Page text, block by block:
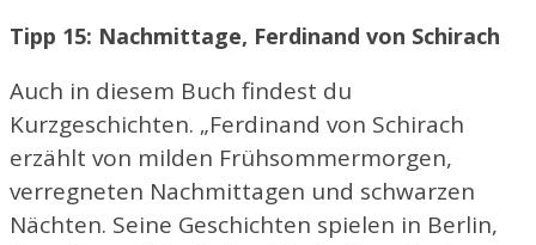
Tipp 15: Nachmittage, Ferdinand von Schirach
Auch in diesem Buch findest du
Kurzgeschichten. „Ferdinand von Schirach
erzählt von milden Frühsommermorgen,
verregneten Nachmittagen und schwarzen
Nächten. Seine Geschichten spielen in Berlin,